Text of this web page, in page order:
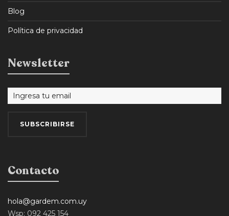
Blog
Política de privacidad
Newsletter
Contacto
hola@gardem.com.uy
Wsp: 092 425 154